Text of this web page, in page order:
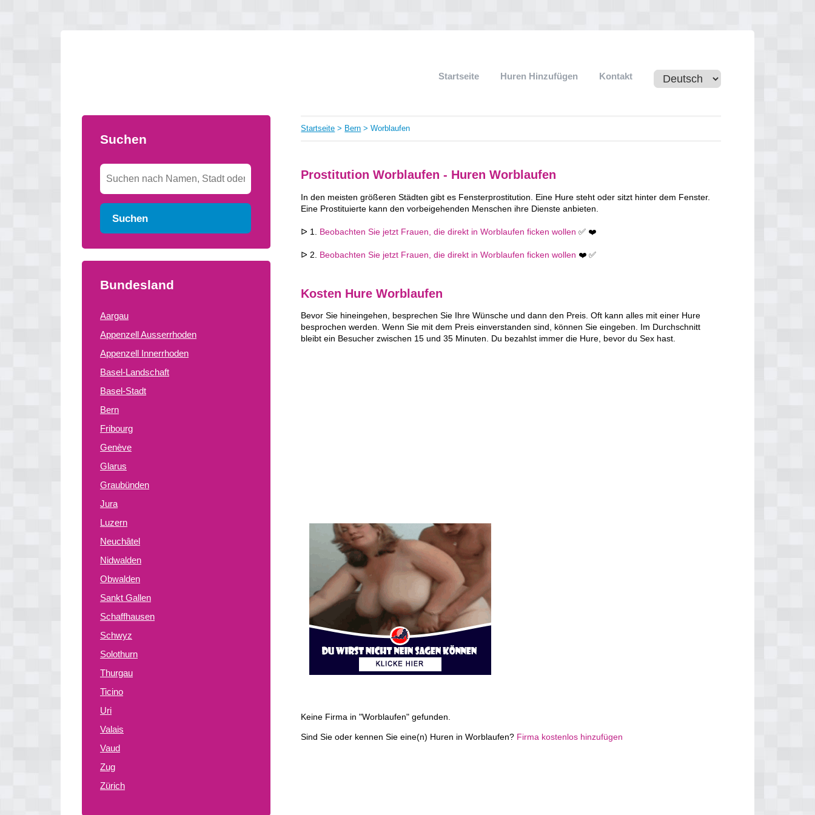
Startseite Huren Hinzufügen Kontakt
Suchen
Suchen
Bundesland
Aargau
Appenzell Ausserrhoden
Appenzell Innerrhoden
Basel-Landschaft
Basel-Stadt
Bern
Fribourg
Genève
Glarus
Graubünden
Jura
Luzern
Neuchâtel
Nidwalden
Obwalden
Sankt Gallen
Schaffhausen
Schwyz
Solothurn
Thurgau
Ticino
Uri
Valais
Vaud
Zug
Zürich
Startseite > Bern > Worblaufen
Prostitution Worblaufen - Huren Worblaufen
In den meisten größeren Städten gibt es Fensterprostitution. Eine Hure steht oder sitzt hinter dem Fenster.
Eine Prostituierte kann den vorbeigehenden Menschen ihre Dienste anbieten.
ᐅ 1. Beobachten Sie jetzt Frauen, die direkt in Worblaufen ficken wollen ✅ ❤️
ᐅ 2. Beobachten Sie jetzt Frauen, die direkt in Worblaufen ficken wollen ❤️ ✅
Kosten Hure Worblaufen
Bevor Sie hineingehen, besprechen Sie Ihre Wünsche und dann den Preis. Oft kann alles mit einer Hure
besprochen werden. Wenn Sie mit dem Preis einverstanden sind, können Sie eingeben. Im Durchschnitt
bleibt ein Besucher zwischen 15 und 35 Minuten. Du bezahlst immer die Hure, bevor du Sex hast.
Keine Firma in "Worblaufen" gefunden.
Sind Sie oder kennen Sie eine(n) Huren in Worblaufen? Firma kostenlos hinzufügen